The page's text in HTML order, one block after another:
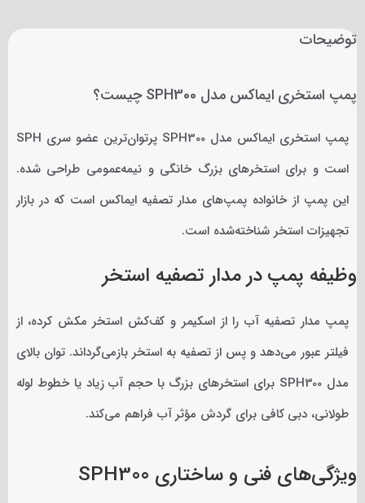
توضیحات
پمپ استخری ایماکس مدل SPH300 چیست؟
پمپ استخری ایماکس مدل SPH300 پرتوان‌ترین عضو سری SPH
است و برای استخرهای بزرگ خانگی و نیمه‌عمومی طراحی شده.
این پمپ از خانواده پمپ‌های مدار تصفیه ایماکس است که در بازار
تجهیزات استخر شناخته‌شده است.
وظیفه پمپ در مدار تصفیه استخر
پمپ مدار تصفیه آب را از اسکیمر و کف‌کش استخر مکش کرده، از
فیلتر عبور می‌دهد و پس از تصفیه به استخر بازمی‌گرداند. توان بالای
مدل SPH300 برای استخرهای بزرگ با حجم آب زیاد یا خطوط لوله
طولانی، دبی کافی برای گردش مؤثر آب فراهم می‌کند.
ویژگی‌های فنی و ساختاری SPH300